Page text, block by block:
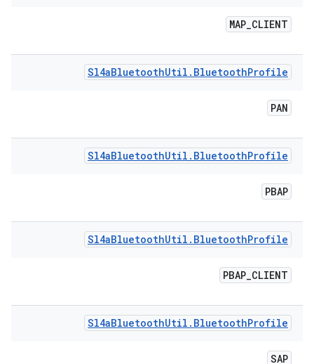
MAP_CLIENT
Sl4aBluetoothUtil . BluetoothProfile
PAN
Sl4aBluetoothUtil . BluetoothProfile
PBAP
Sl4aBluetoothUtil . BluetoothProfile
PBAP_CLIENT
Sl4aBluetoothUtil . BluetoothProfile
SAP